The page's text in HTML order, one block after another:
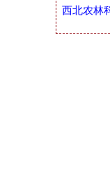
西北农林